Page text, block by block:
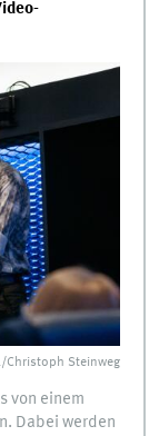
Christoph Steinweg
von einem
Dabei werden